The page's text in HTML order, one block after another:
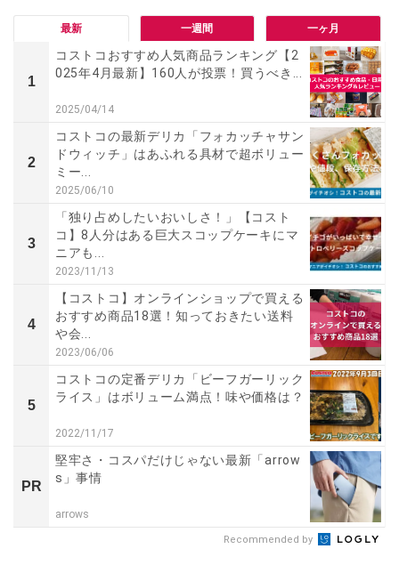
最新 一週間 一ヶ月
1
コストコおすすめ人気商品ランキング【2
025年4月最新】160人が投票！買うべき...
2025/04/14
2
コストコの最新デリカ「フォカッチャサン
ドウィッチ」はあふれる具材で超ボリュー
ミー...
2025/06/10
3
「独り占めしたいおいしさ！」【コスト
コ】8人分はある巨大スコップケーキにマ
ニアも...
2023/11/13
4
【コストコ】オンラインショップで買える
おすすめ商品18選！知っておきたい送料
や会...
2023/06/06
5
コストコの定番デリカ「ビーフガーリック
ライス」はボリューム満点！味や価格は？
2022/11/17
PR
堅牢さ・コスパだけじゃない最新「arrow
s」事情
arrows
Recommended by